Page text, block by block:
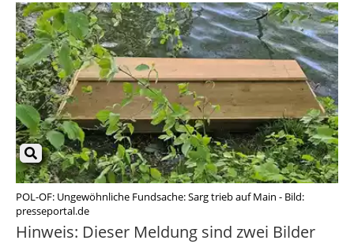
POL-OF: Ungewöhnliche Fundsache: Sarg trieb auf Main - Bild:
presseportal.de
Hinweis: Dieser Meldung sind zwei Bilder